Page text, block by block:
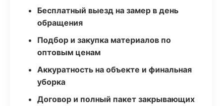
Бесплатный выезд на замер в день
обращения
Подбор и закупка материалов по
оптовым ценам
Аккуратность на объекте и финальная
уборка
Договор и полный пакет закрывающих